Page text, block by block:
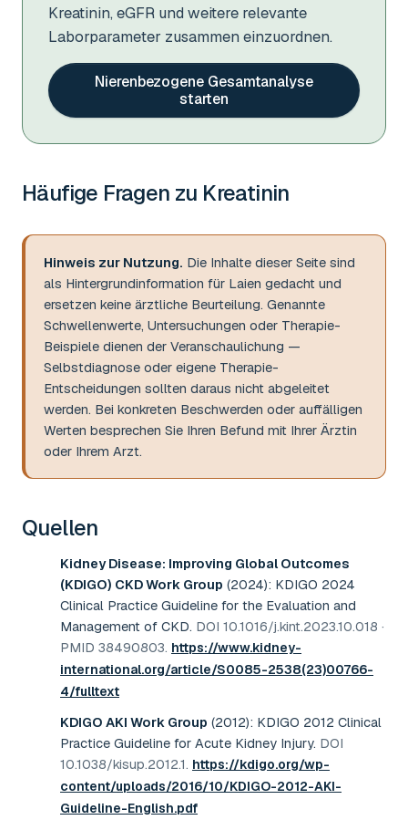
Kreatinin, eGFR und weitere relevante
Laborparameter zusammen einzuordnen.
Nierenbezogene Gesamtanalyse
starten
Häufige Fragen zu Kreatinin
Hinweis zur Nutzung. Die Inhalte dieser Seite sind
als Hintergrundinformation für Laien gedacht und
ersetzen keine ärztliche Beurteilung. Genannte
Schwellenwerte, Untersuchungen oder Therapie-
Beispiele dienen der Veranschaulichung —
Selbstdiagnose oder eigene Therapie-
Entscheidungen sollten daraus nicht abgeleitet
werden. Bei konkreten Beschwerden oder auffälligen
Werten besprechen Sie Ihren Befund mit Ihrer Ärztin
oder Ihrem Arzt.
Quellen
Kidney Disease: Improving Global Outcomes
(KDIGO) CKD Work Group (2024): KDIGO 2024
Clinical Practice Guideline for the Evaluation and
Management of CKD. DOI 10.1016/j.kint.2023.10.018 ·
PMID 38490803. https://www.kidney-
international.org/article/S0085-2538(23)00766-
4/fulltext
KDIGO AKI Work Group (2012): KDIGO 2012 Clinical
Practice Guideline for Acute Kidney Injury. DOI
10.1038/kisup.2012.1. https://kdigo.org/wp-
content/uploads/2016/10/KDIGO-2012-AKI-
Guideline-English.pdf